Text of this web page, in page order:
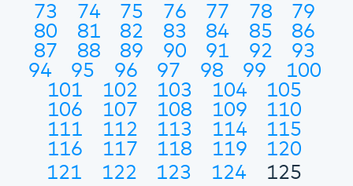
73
74 75 76 77 78
79
80
81 82 83 84 85
86
87
88 89 90 91 92
93
94
95 96 97 98 99
100
101
102 103 104
105
106
107 108 109
110
111
112 113 114
115
116
117 118 119
120
121
122 123 124
125